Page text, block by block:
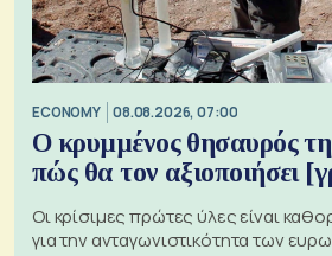
ECONOMY 08.08.2026, 07:00
Ο κρυμμένος θησαυρός
πώς θα τον αξιοποιήσει
Οι κρίσιμες πρώτες ύλες είναι
για την ανταγωνιστικότητα των